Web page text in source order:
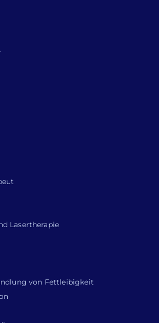
Lasertherapie
von Fettleibigkeit